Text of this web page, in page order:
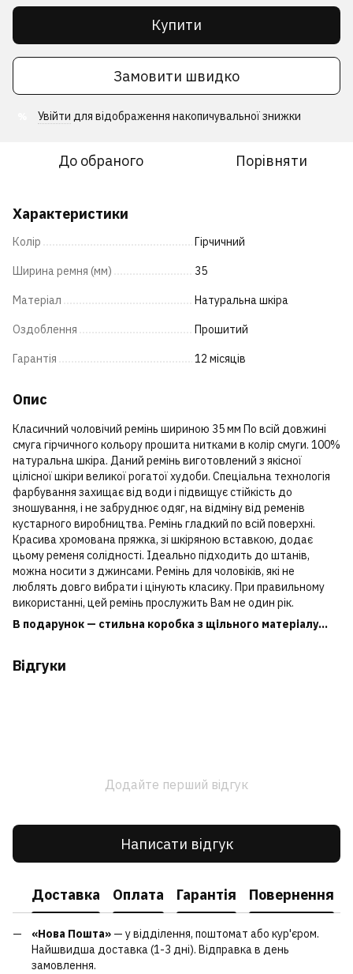
Купити
Замовити швидко
Увійти для відображення накопичувальної знижки
До обраного Порівняти
Характеристики
Колір Гірчичний
Ширина ремня (мм) 35
Матеріал Натуральна шкіра
Оздоблення Прошитий
Гарантія 12 місяців
Опис
Класичний чоловічий ремінь шириною 35 мм По всій довжині
смуга гірчичного кольору прошита нитками в колір смуги. 100%
натуральна шкіра. Даний ремінь виготовлений з якісної
цілісної шкіри великої рогатої худоби. Спеціальна технологія
фарбування захищає від води і підвищує стійкість до
зношування, і не забруднює одяг, на відміну від ременів
кустарного виробництва. Ремінь гладкий по всій поверхні.
Красива хромована пряжка, зі шкіряною вставкою, додає
цьому ременя солідності. Ідеально підходить до штанів,
можна носити з джинсами. Ремінь для чоловіків, які не
люблять довго вибрати і цінують класику. При правильному
використанні, цей ремінь прослужить Вам не один рік.
В подарунок — стильна коробка з щільного матеріалу...
Відгуки
Додайте перший відгук
Написати відгук
Доставка Оплата Гарантія Повернення
«Нова Пошта» — у відділення, поштомат або кур'єром.
Найшвидша доставка (1-3 дні). Відправка в день
замовлення.